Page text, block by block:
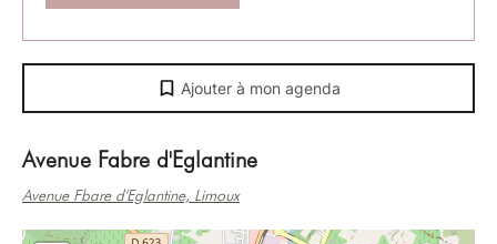
Ajouter à mon agenda
Avenue Fabre d'Eglantine
Avenue Fbare d'Eglantine, Limoux